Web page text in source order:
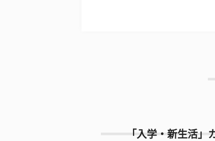
「入学・新生活」